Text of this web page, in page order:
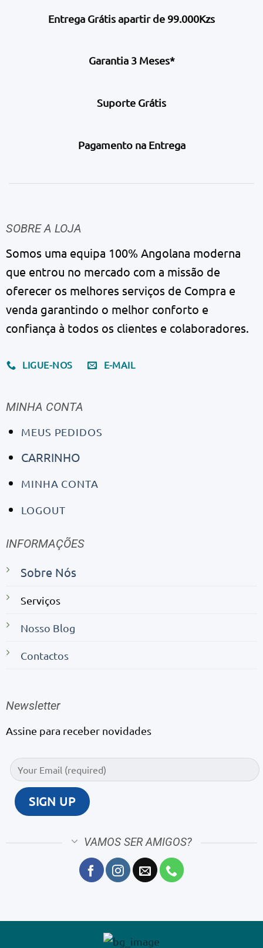
Entrega Grátis apartir de 99.000Kzs
Garantia 3 Meses*
Suporte Grátis
Pagamento na Entrega
SOBRE A LOJA
Somos uma equipa 100% Angolana moderna
que entrou no mercado com a missão de
oferecer os melhores serviços de Compra e
venda garantindo o melhor conforto e
confiança à todos os clientes e colaboradores.
LIGUE-NOS E-MAIL
MINHA CONTA
MEUS PEDIDOS
CARRINHO
MINHA CONTA
LOGOUT
INFORMAÇÕES
Sobre Nós
Serviços
Nosso Blog
Contactos
Newsletter
Assine para receber novidades
VAMOS SER AMIGOS?